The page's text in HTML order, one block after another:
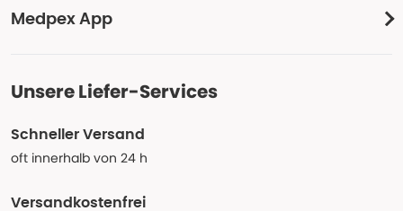
Medpex App
Unsere Liefer-Services
Schneller Versand
oft innerhalb von 24 h
Versandkostenfrei